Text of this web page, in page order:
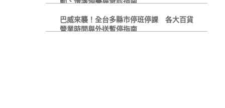
巴威來襲！全台多縣市停班停課 各大百貨
營業時間與外送暫停指南